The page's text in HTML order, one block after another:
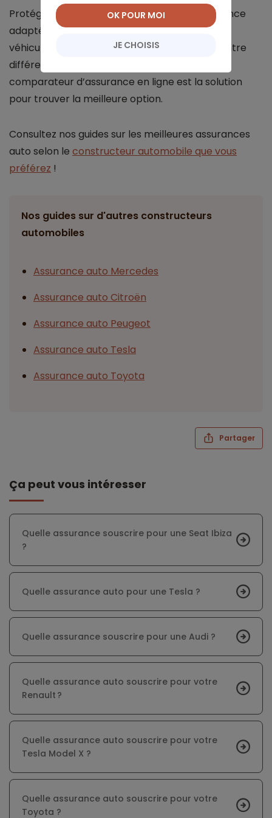
Protéger votre Renault Clio 3 avec une assurance
adaptée est essentiel. Selon la valeur de votre
véhicule ou votre budget, vous avez le choix entre
différents niveaux d’assurance. Utiliser un
comparateur d’assurance en ligne est la solution
pour trouver la meilleure option.
Consultez nos guides sur les meilleures assurances
auto selon le constructeur automobile que vous
préférez !
Nos guides sur d'autres constructeurs
automobiles
Assurance auto Mercedes
Assurance auto Citroën
Assurance auto Peugeot
Assurance auto Tesla
Assurance auto Toyota
Partager
Ça peut vous intéresser
Quelle assurance souscrire pour une Seat Ibiza
?
Quelle assurance auto pour une Tesla ?
Quelle assurance souscrire pour une Audi ?
Quelle assurance auto souscrire pour votre
Renault ?
Quelle assurance auto souscrire pour votre
Tesla Model X ?
Quelle assurance auto souscrire pour votre
Toyota ?
JE CHOISIS
OK POUR MOI